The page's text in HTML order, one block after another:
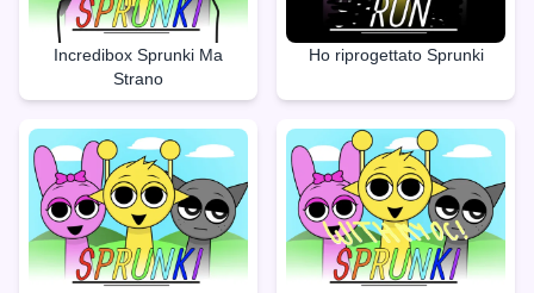
Incredibox Sprunki Ma
Strano
Ho riprogettato Sprunki